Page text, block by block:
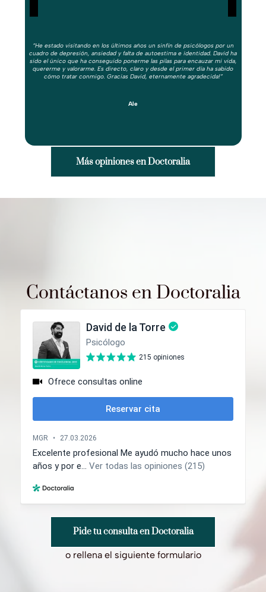
“He estado visitando en los últimos años un sinfín de psicólogos por un
cuadro de depresión, ansiedad y falta de autoestima e identidad. David ha
sido el único que ha conseguido ponerme las pilas para encauzar mi vida,
quererme y valorarme. Es directo, claro y desde el primer día ha sabido
cómo tratar conmigo. Gracias David, eternamente agradecida!”
Ale
Más opiniones en Doctoralia
Contáctanos en Doctoralia
Pide tu consulta en Doctoralia
o rellena el siguiente formulario